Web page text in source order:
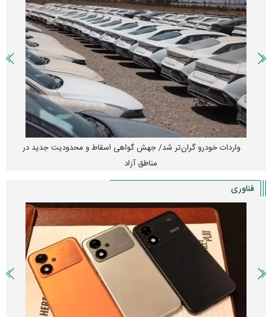
واردات خودرو گران‌تر شد/ جهش گواهی اسقاط و محدودیت جدید در
مناطق آزاد
فناوری